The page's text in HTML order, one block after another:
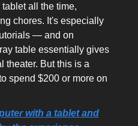
all the time,
chores. It's especially
— and on
table essentially gives
theater. But this is a
spend $200 or more on
with a tablet and